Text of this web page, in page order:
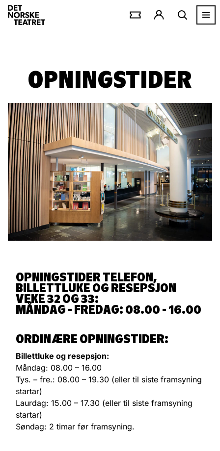
OPNINGSTIDER
OPNINGSTIDER TELEFON,
BILLETTLUKE OG RESEPSJON
VEKE 32 OG 33:
MÅNDAG - FREDAG: 08.00 - 16.00
ORDINÆRE OPNINGSTIDER:­
Billettluke og resepsjon:
Måndag: 08.00 – 16.00
Tys. – fre.: 08.00 – 19.30 (eller til siste framsyning
startar)
Laurdag: 15.00 – 17.30 (eller til siste framsyning
startar)
Søndag: 2 timar før framsyning.